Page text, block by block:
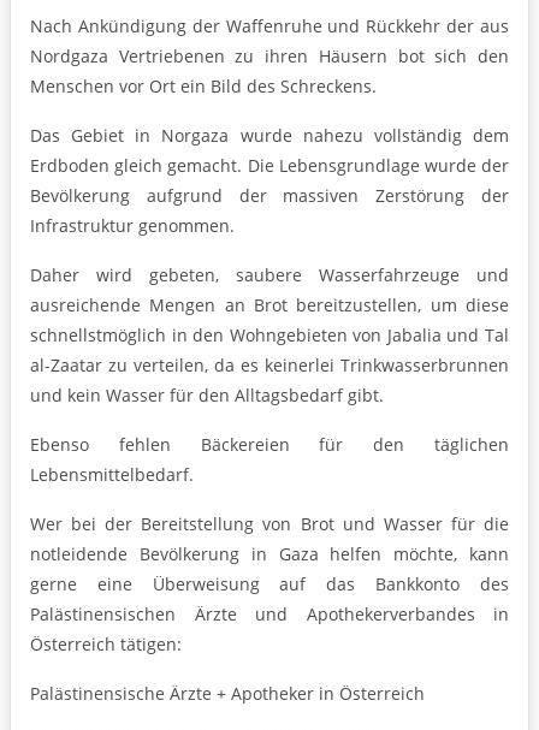
Nach Ankündigung der Waffenruhe und Rückkehr der aus
Nordgaza Vertriebenen zu ihren Häusern bot sich den
Menschen vor Ort ein Bild des Schreckens.
Das Gebiet in Norgaza wurde nahezu vollständig dem
Erdboden gleich gemacht. Die Lebensgrundlage wurde der
Bevölkerung aufgrund der massiven Zerstörung der
Infrastruktur genommen.
Daher wird gebeten, saubere Wasserfahrzeuge und
ausreichende Mengen an Brot bereitzustellen, um diese
schnellstmöglich in den Wohngebieten von Jabalia und Tal
al-Zaatar zu verteilen, da es keinerlei Trinkwasserbrunnen
und kein Wasser für den Alltagsbedarf gibt.
Ebenso fehlen Bäckereien für den täglichen
Lebensmittelbedarf.
Wer bei der Bereitstellung von Brot und Wasser für die
notleidende Bevölkerung in Gaza helfen möchte, kann
gerne eine Überweisung auf das Bankkonto des
Palästinensischen Ärzte und Apothekerverbandes in
Österreich tätigen:
Palästinensische Ärzte + Apotheker in Österreich